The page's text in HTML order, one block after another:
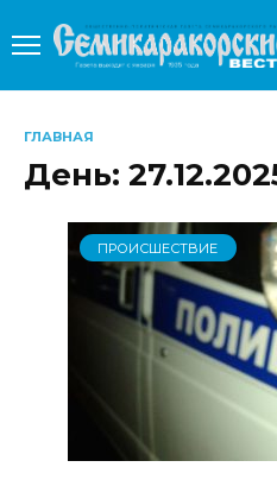
содержанию
ГЛАВНАЯ
День:
ПРОИСШЕСТВИЕ